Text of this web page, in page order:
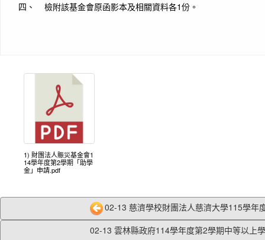
四、 檢附該基金會原函影本及相關資料各1份。
1) 財團法人賑災基金會1
14學年度第2學期「助學
金」申請.pdf
02-13 慈濟學校財團法人慈濟大學115學年
02-13 雲林縣政府114學年度第2學期中等以上